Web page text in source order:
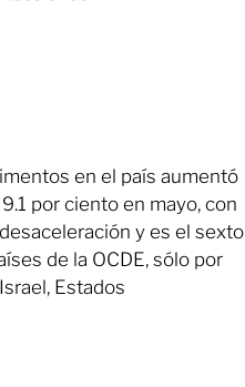
en el país aumentó
por ciento en mayo, con
y es el sexto
de la OCDE, sólo por
Estados